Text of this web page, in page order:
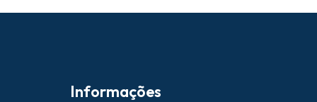
Informações